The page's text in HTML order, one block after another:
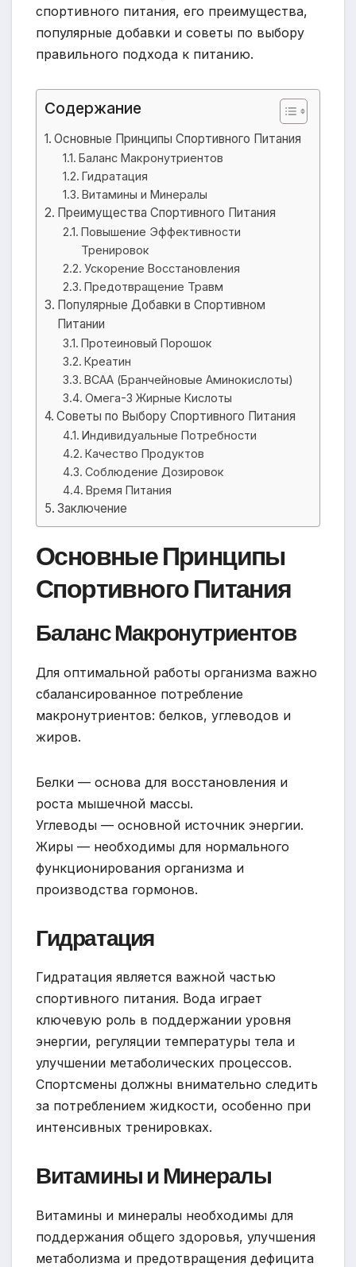
спортивного питания, его преимущества,
популярные добавки и советы по выбору
правильного подхода к питанию.
Содержание
Основные Принципы Спортивного Питания
Баланс Макронутриентов
Гидратация
Витамины и Минералы
Преимущества Спортивного Питания
Повышение Эффективности
Тренировок
Ускорение Восстановления
Предотвращение Травм
Популярные Добавки в Спортивном
Питании
Протеиновый Порошок
Креатин
BCAA (Бранчейновые Аминокислоты)
Омега-3 Жирные Кислоты
Советы по Выбору Спортивного Питания
Индивидуальные Потребности
Качество Продуктов
Соблюдение Дозировок
Время Питания
Заключение
Основные Принципы
Спортивного Питания
Баланс Макронутриентов
Для оптимальной работы организма важно
сбалансированное потребление
макронутриентов: белков, углеводов и
жиров.
Белки — основа для восстановления и
роста мышечной массы.
Углеводы — основной источник энергии.
Жиры — необходимы для нормального
функционирования организма и
производства гормонов.
Гидратация
Гидратация является важной частью
спортивного питания. Вода играет
ключевую роль в поддержании уровня
энергии, регуляции температуры тела и
улучшении метаболических процессов.
Спортсмены должны внимательно следить
за потреблением жидкости, особенно при
интенсивных тренировках.
Витамины и Минералы
Витамины и минералы необходимы для
поддержания общего здоровья, улучшения
метаболизма и предотвращения дефицита